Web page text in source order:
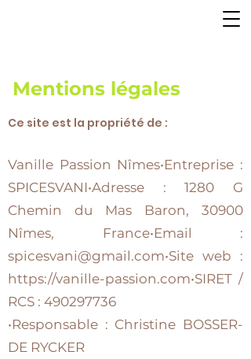
Mentions légales
Ce site est la propriété de :
Vanille Passion Nîmes•Entreprise :
SPICESVANI•Adresse : 1280 G
Chemin du Mas Baron, 30900
Nîmes, France•Email :
spicesvani@gmail.com•Site web :
https://vanille-passion.com•SIRET /
RCS : 490297736
•Responsable : Christine BOSSER-
DE RYCKER